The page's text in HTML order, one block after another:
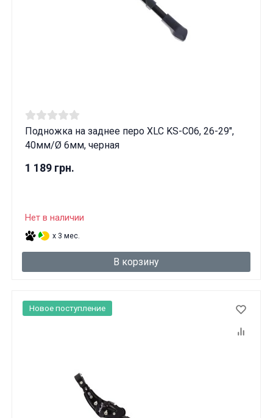
Подножка на заднее перо XLC KS-C06, 26-29",
40мм/Ø 6мм, черная
1 189 грн.
Нет в наличии
x 3 мес.
В корзину
Новое поступление